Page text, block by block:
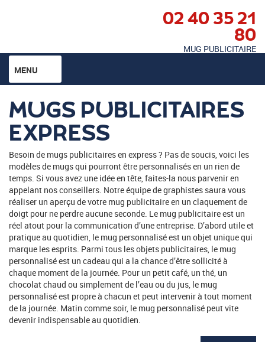
02 40 35 21
80
MUG PUBLICITAIRE
MENU
MUGS PUBLICITAIRES
EXPRESS
Besoin de mugs publicitaires en express ? Pas de soucis, voici les
modèles de mugs qui pourront être personnalisés en un rien de
temps. Si vous avez une idée en tête, faites-la nous parvenir en
appelant nos conseillers. Notre équipe de graphistes saura vous
réaliser un aperçu de votre mug publicitaire en un claquement de
doigt pour ne perdre aucune seconde. Le mug publicitaire est un
réel atout pour la communication d’une entreprise. D’abord utile et
pratique au quotidien, le mug personnalisé est un objet unique qui
marque les esprits. Parmi tous les objets publicitaires, le mug
personnalisé est un cadeau qui a la chance d’être sollicité à
chaque moment de la journée. Pour un petit café, un thé, un
chocolat chaud ou simplement de l’eau ou du jus, le mug
personnalisé est propre à chacun et peut intervenir à tout moment
de la journée. Matin comme soir, le mug personnalisé peut vite
devenir indispensable au quotidien.